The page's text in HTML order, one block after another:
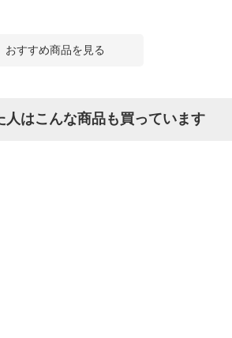
おすすめ商品を見る
人はこんな商品も買っています